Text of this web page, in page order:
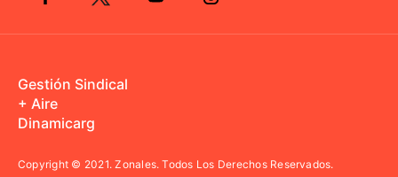
Gestión Sindical
+ Aire
Dinamicarg
Copyright © 2021.Zonales. Todos Los Derechos Reservados.